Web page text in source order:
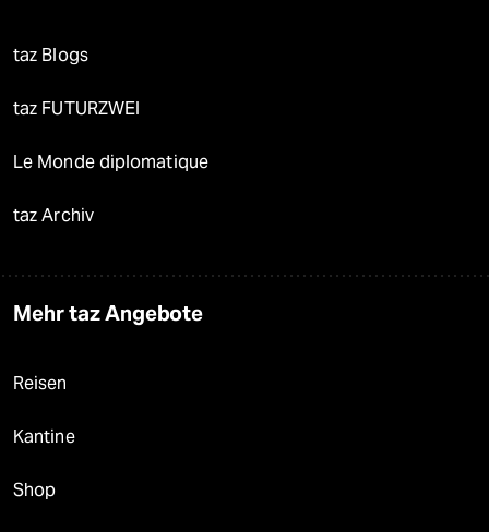
taz Blogs
taz FUTURZWEI
Le Monde diplomatique
taz Archiv
Mehr taz Angebote
Reisen
Kantine
Shop